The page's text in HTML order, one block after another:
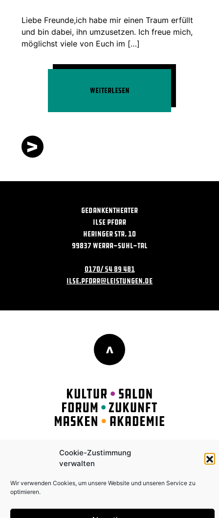
Cookie-Zustimmung
verwalten
Wir verwenden Cookies, um unsere Website und unseren Service zu
optimieren.
Liebe Freunde,ich habe mir einen Traum erfüllt
und bin dabei, ihn umzusetzen. Ich freue mich,
möglichst viele von Euch im […]
Weiterlesen
>
GEDANKENTHEATER
Ilse Pforr
Heringer Str. 10
99837 Werra-Suhl-Tal
0170/ 54 89 481
ilse.pforr@leistungen.de
>
Impressum Datenschutz